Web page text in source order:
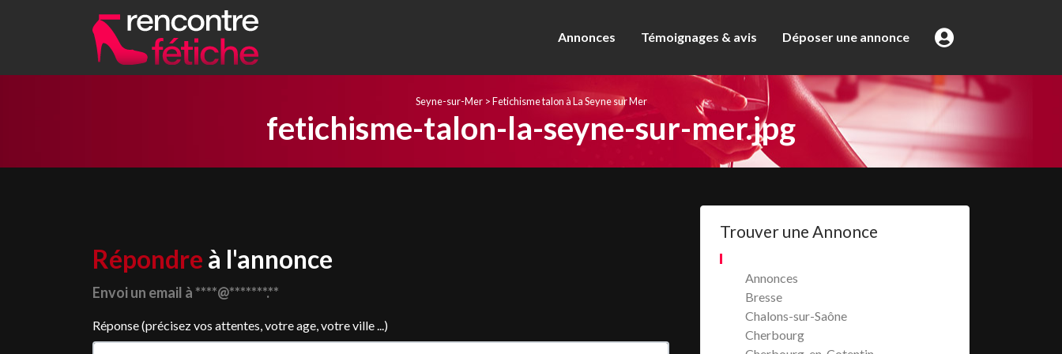
Annonces Témoignages & avis Déposer une annonce
Seyne-sur-Mer>Fetichisme talon à La Seyne sur Mer
fetichisme-talon-la-seyne-sur-mer.jpg
Répondre à l'annonce
Envoi un email à ****@*******.**
Réponse (précisez vos attentes, votre age, votre ville ...)
Trouver une Annonce
Annonces
Bresse
Chalons-sur-Saône
Cherbourg